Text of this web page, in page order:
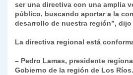
ser una directiva con una amplia
público, buscando aportar a la
desarrollo de nuestra región”, dijo
La directiva regional está
– Pedro Lamas, presidente
Gobierno de la región de Los Ríos.